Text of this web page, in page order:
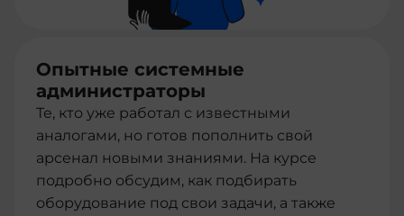
Опытные системные
администраторы
Те, кто уже работал с известными
аналогами, но готов пополнить свой
арсенал новыми знаниями. На курсе
подробно обсудим, как подбирать
оборудование под свои задачи, а также